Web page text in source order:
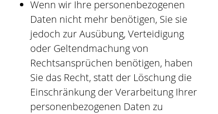
Wenn wir Ihre personenbezogenen
Daten nicht mehr benötigen, Sie sie
jedoch zur Ausübung, Verteidigung
oder Geltendmachung von
Rechtsansprüchen benötigen, haben
Sie das Recht, statt der Löschung die
Einschränkung der Verarbeitung Ihrer
personenbezogenen Daten zu